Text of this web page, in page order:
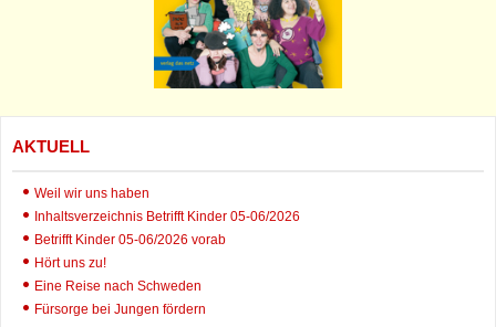
AKTUELL
Weil wir uns haben
Inhaltsverzeichnis Betrifft Kinder 05-06/2026
Betrifft Kinder 05-06/2026 vorab
Hört uns zu!
Eine Reise nach Schweden
Fürsorge bei Jungen fördern